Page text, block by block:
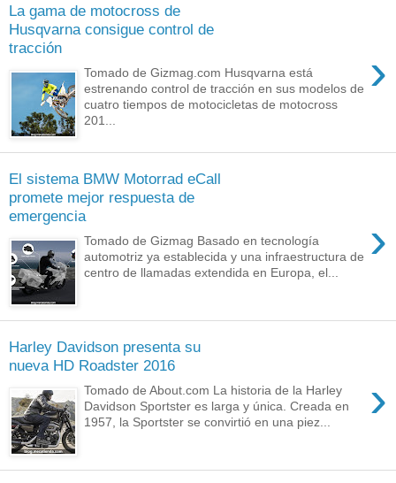
La gama de motocross de
Husqvarna consigue control de
tracción
›
Tomado de Gizmag.com Husqvarna está
estrenando control de tracción en sus modelos de
cuatro tiempos de motocicletas de motocross
201...
El sistema BMW Motorrad eCall
promete mejor respuesta de
emergencia
›
Tomado de Gizmag Basado en tecnología
automotriz ya establecida y una infraestructura de
centro de llamadas extendida en Europa, el...
Harley Davidson presenta su
nueva HD Roadster 2016
›
Tomado de About.com La historia de la Harley
Davidson Sportster es larga y única. Creada en
1957, la Sportster se convirtió en una piez...